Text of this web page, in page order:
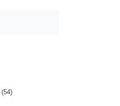
(54)